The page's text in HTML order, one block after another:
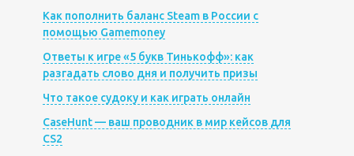
Как пополнить баланс Steam в России с
помощью Gamemoney
Ответы к игре «5 букв Тинькофф»: как
разгадать слово дня и получить призы
Что такое судоку и как играть онлайн
CaseHunt — ваш проводник в мир кейсов для
CS2